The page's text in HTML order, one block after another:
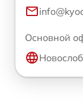
Основной